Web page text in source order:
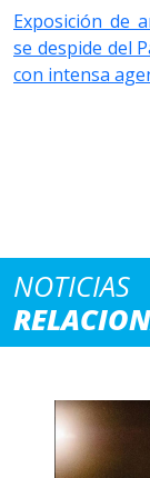
Exposición de
se despide del
con intensa
NOTICIAS